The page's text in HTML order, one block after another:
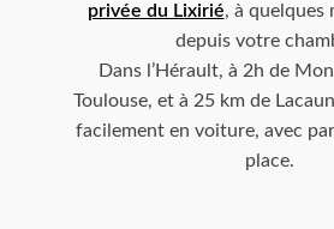
privée du Lixirié, à quelques
depuis votre
Dans l’Hérault, à 2h de
Toulouse, et à 25 km de
facilement en voiture, avec
place.